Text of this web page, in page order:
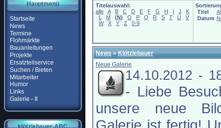
Hauptmenü
Startseite
News
Termine
Flohmärkte
Bauanleitungen
Projekte
Ersatzteilservice
Suchen / Bieten
Mitarbeiter
Humor
Links
Galerie - II
klötzlebauer-ABC
Titelauswahl:
alle
A B C D E F G H I J
K
L
M (N) O P Q R S T U
V
W
X Y Z 0-9
Titel
Datum
News»Klötzlebauer
Neue Galerie
14.10.2012 -
- Liebe
unsere neue